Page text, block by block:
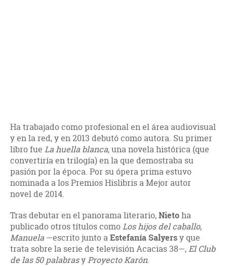
Ha trabajado como profesional en el área audiovisual
y en la red, y en 2013 debutó como autora. Su primer
libro fue La huella blanca, una novela histórica (que
convertiría en trilogía) en la que demostraba su
pasión por la época. Por su ópera prima estuvo
nominada a los Premios Hislibris a Mejor autor
novel de 2014.
Tras debutar en el panorama literario,Nietoha
publicado otros títulos comoLos hijos del caballo,
Manuela —escrito junto aEstefanía Salyersy que
trata sobre la serie de televisión Acacias 38—,El Club
de las 50 palabrasyProyecto Karón.